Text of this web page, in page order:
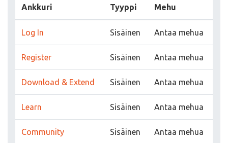
Ankkuri Tyyppi Mehu
Log In Sisäinen Antaa mehua
Register Sisäinen Antaa mehua
Download & Extend Sisäinen Antaa mehua
Learn Sisäinen Antaa mehua
Community Sisäinen Antaa mehua